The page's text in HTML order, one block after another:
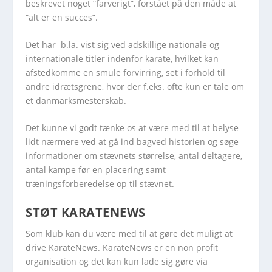
beskrevet noget “farverigt”, forstået på den måde at
“alt er en succes”.
Det har b.la. vist sig ved adskillige nationale og
internationale titler indenfor karate, hvilket kan
afstedkomme en smule forvirring, set i forhold til
andre idrætsgrene, hvor der f.eks. ofte kun er tale om
et danmarksmesterskab.
Det kunne vi godt tænke os at være med til at belyse
lidt nærmere ved at gå ind bagved historien og søge
informationer om stævnets størrelse, antal deltagere,
antal kampe før en placering samt
træningsforberedelse op til stævnet.
STØT KARATENEWS
Som klub kan du være med til at gøre det muligt at
drive KarateNews. KarateNews er en non profit
organisation og det kan kun lade sig gøre via